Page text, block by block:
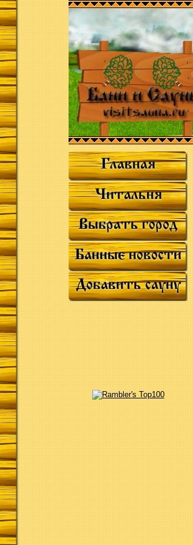
Главная
Читальня
Выбрать город
Банные новости
Добавить сауну